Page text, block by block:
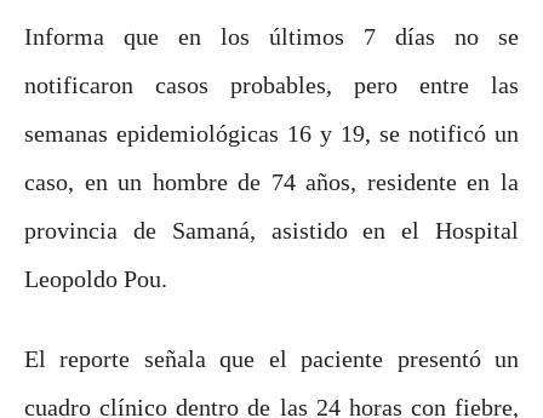
Informa que en los últimos 7 días no se
notificaron casos probables, pero entre las
semanas epidemiológicas 16 y 19, se notificó un
caso, en un hombre de 74 años, residente en la
provincia de Samaná, asistido en el Hospital
Leopoldo Pou.
El reporte señala que el paciente presentó un
cuadro clínico dentro de las 24 horas con fiebre,